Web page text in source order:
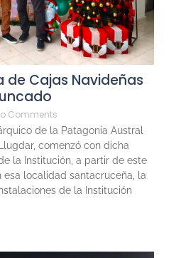
de Cajas Navideñas
Comments
de la Patagonia Austral
comenzó con dicha
la Institución, a partir de este
esa localidad santacruceña, la
de la Institución